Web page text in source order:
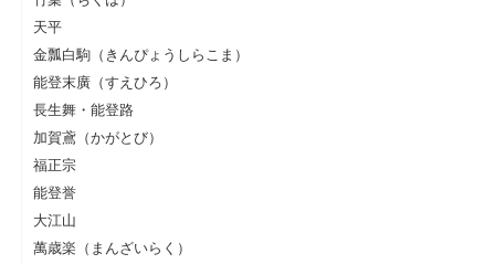
天平
金瓢白駒（きんぴょうしらこま）
能登末廣（すえひろ）
長生舞・能登路
加賀鳶（かがとび）
福正宗
能登誉
大江山
萬歳楽（まんざいらく）